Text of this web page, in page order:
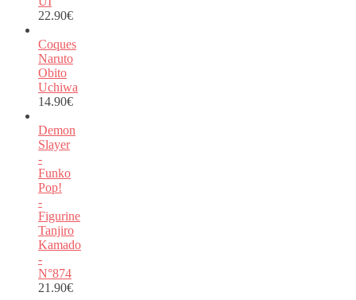
22.90€
Coques
Naruto
Obito
Uchiwa
14.90€
Demon
Slayer
-
Funko
Pop!
-
Figurine
Tanjiro
Kamado
-
N°874
21.90€